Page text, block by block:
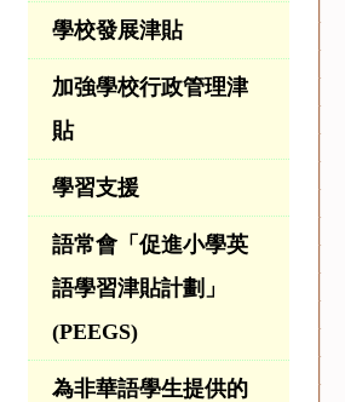
學校發展津貼
加強學校行政管理津
貼
學習支援
語常會「促進小學英
語學習津貼計劃」
(PEEGS)
為非華語學生提供的